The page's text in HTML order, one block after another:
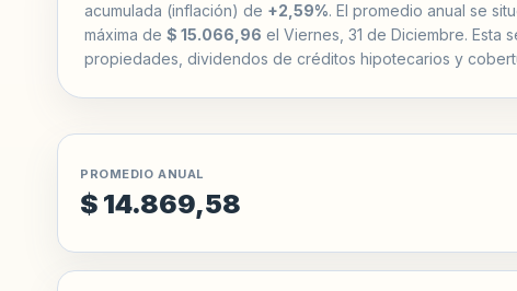
acumulada (inflación) de +2,59%. El promedio anual se
máxima de $ 15.066,96 el Viernes, 31 de Diciembre. Esta
propiedades, dividendos de créditos hipotecarios y
PROMEDIO ANUAL
$ 14.869,58